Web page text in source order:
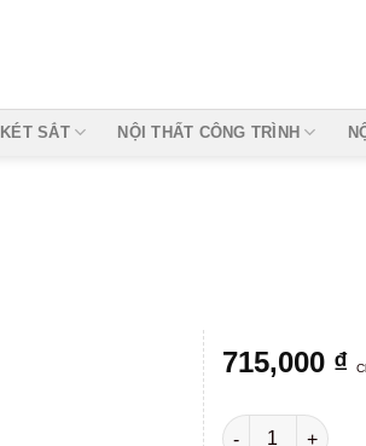
KÉT SẮT NỘI THẤT CÔNG TRÌNH
715,000 ₫
BHS28B-3 /